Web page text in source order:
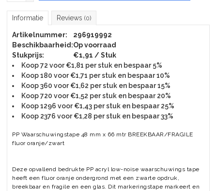
Informatie Reviews (0)
Artikelnummer:
296919992
Beschikbaarheid:Op voorraad
Stukprijs:
€1,91 / Stuk
Koop 72 voor €1,81 per stuk en bespaar 5%
Koop 180 voor €1,71 per stuk en bespaar 10%
Koop 360 voor €1,62 per stuk en bespaar 15%
Koop 720 voor €1,52 per stuk en bespaar 20%
Koop 1296 voor €1,43 per stuk en bespaar 25%
Koop 2376 voor €1,28 per stuk en bespaar 33%
PP Waarschuwingstape 48 mm x 66 mtr BREEKBAAR/FRAGILE
fluor oranje/zwart
Deze opvallend bedrukte PP acryl low-noise waarschuwings tape
heeft een fluor oranje ondergrond met een zwarte opdruk,
breekbaar en fragile en een glas. Dit markeringstape markeert en